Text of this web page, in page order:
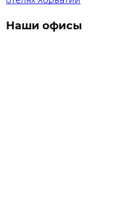
Наши офисы